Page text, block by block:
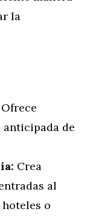
la
Ofrece
de
Crea
al
o